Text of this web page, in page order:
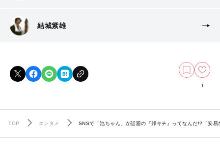
結城紫雄
1
TOP エンタメ SNSで「池ちゃん」が話題の『邦キチ』ってなんだ!?「安易